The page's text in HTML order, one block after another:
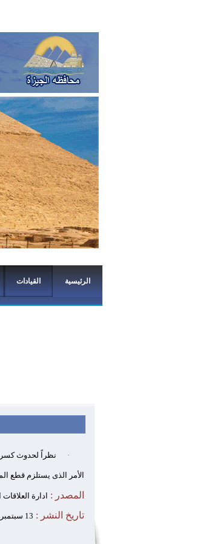
الرئيسية القيادات
· نظراً لحدوث
الأمر الذى يستلزم قطع
المصدر : ادارة
تاريخ النشر : 13 سبتمبر 2018